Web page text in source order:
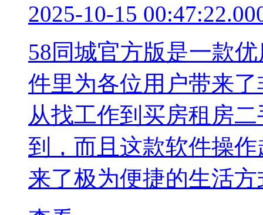
2025-10-15
58同城官方版是一款
件里为各位用户带来
从找工作到买房租房
到，而且这款软件操
来了极为便捷的生活方